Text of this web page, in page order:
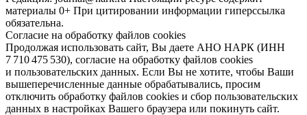
материалы 0+ При цитировании информации гиперссылка
обязательна.
Согласие на обработку файлов cookies
Продолжая использовать сайт, Вы даете АНО НАРК (ИНН
7 710 475 530), согласие на обработку файлов cookies
и пользовательских данных. Если Вы не хотите, чтобы Ваши
вышеперечисленные данные обрабатывались, просим
отключить обработку файлов cookies и сбор пользовательских
данных в настройках Вашего браузера или покинуть сайт.